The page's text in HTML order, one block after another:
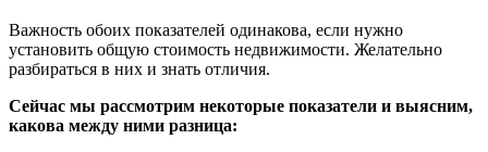
Важность обоих показателей одинакова, если нужно
установить общую стоимость недвижимости. Желательно
разбираться в них и знать отличия.
Сейчас мы рассмотрим некоторые показатели и выясним,
какова между ними разница: